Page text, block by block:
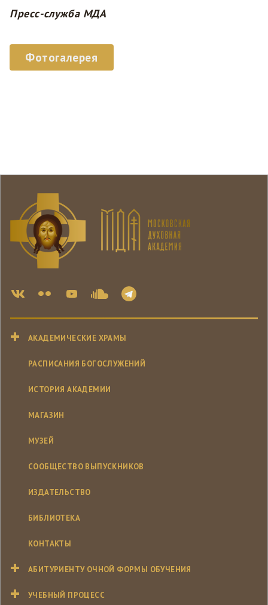
Пресс-служба МДА
Фотогалерея
АКАДЕМИЧЕСКИЕ ХРАМЫ
РАСПИСАНИЯ БОГОСЛУЖЕНИЙ
ИСТОРИЯ АКАДЕМИИ
МАГАЗИН
МУЗЕЙ
СООБЩЕСТВО ВЫПУСКНИКОВ
ИЗДАТЕЛЬСТВО
БИБЛИОТЕКА
КОНТАКТЫ
АБИТУРИЕНТУ ОЧНОЙ ФОРМЫ ОБУЧЕНИЯ
УЧЕБНЫЙ ПРОЦЕСС